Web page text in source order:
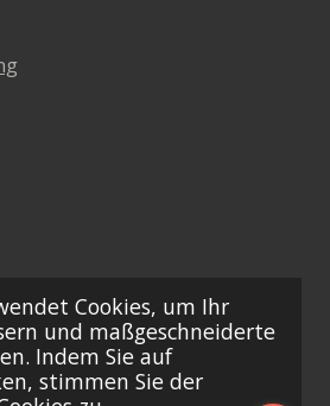
Cookies, um Ihr
und maßgeschneiderte
Indem Sie auf
stimmen Sie der